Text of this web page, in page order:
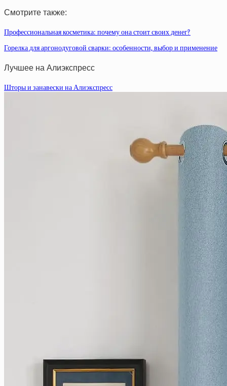
Смотрите также:
Профессиональная косметика: почему она стоит своих денег?
Горелка для аргонодуговой сварки: особенности, выбор и применение
Лучшее на Алиэкспресс
Шторы и занавески на Алиэкспресс